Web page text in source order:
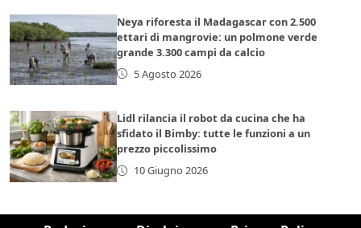
Neya riforesta il Madagascar con 2.500
ettari di mangrovie: un polmone verde
grande 3.300 campi da calcio
5 Agosto 2026
Lidl rilancia il robot da cucina che ha
sfidato il Bimby: tutte le funzioni a un
prezzo piccolissimo
10 Giugno 2026